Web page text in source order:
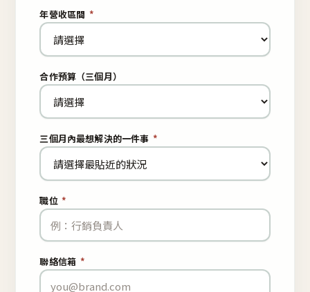
年營收區間 *
合作預算（三個月）
三個月內最想解決的一件事 *
職位 *
聯絡信箱 *